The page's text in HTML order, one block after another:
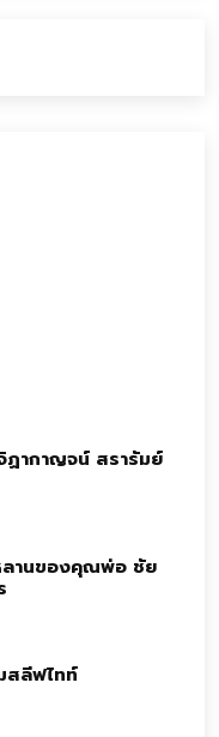
ากาญจน์ สรารัมย์
านของคุณพ่อ ชัย
สลีฟไทท์